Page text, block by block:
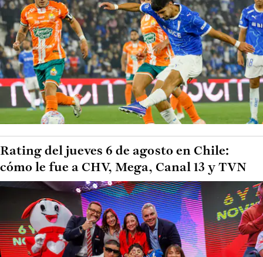
Rating del jueves 6 de agosto en Chile:
cómo le fue a CHV, Mega, Canal 13 y TVN